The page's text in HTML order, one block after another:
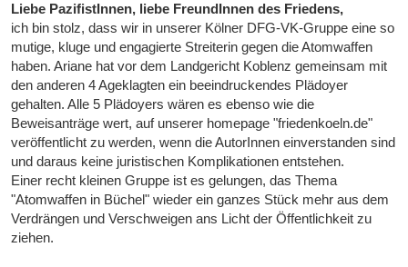
Liebe PazifistInnen, liebe FreundInnen des Friedens,
ich bin stolz, dass wir in unserer Kölner DFG-VK-Gruppe eine so
mutige, kluge und engagierte Streiterin gegen die Atomwaffen
haben. Ariane hat vor dem Landgericht Koblenz gemeinsam mit
den anderen 4 Ageklagten ein beeindruckendes Plädoyer
gehalten. Alle 5 Plädoyers wären es ebenso wie die
Beweisanträge wert, auf unserer homepage "friedenkoeln.de"
veröffentlicht zu werden, wenn die AutorInnen einverstanden sind
und daraus keine juristischen Komplikationen entstehen.
Einer recht kleinen Gruppe ist es gelungen, das Thema
"Atomwaffen in Büchel" wieder ein ganzes Stück mehr aus dem
Verdrängen und Verschweigen ans Licht der Öffentlichkeit zu
ziehen.